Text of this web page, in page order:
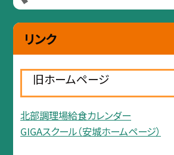
リンク
旧ホームページ
北部調理場給食カレンダー
GIGAスクール（安城ホームページ）